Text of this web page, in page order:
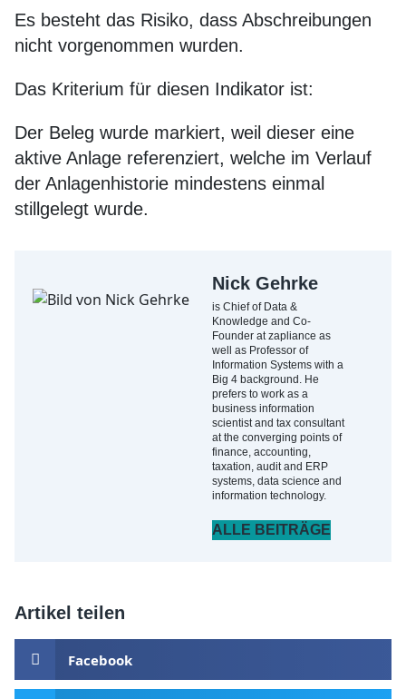
Es besteht das Risiko, dass Abschreibungen
nicht vorgenommen wurden.
Das Kriterium für diesen Indikator ist:
Der Beleg wurde markiert, weil dieser eine
aktive Anlage referenziert, welche im Verlauf
der Anlagenhistorie mindestens einmal
stillgelegt wurde.
Nick Gehrke
is Chief of Data &
Knowledge and Co-
Founder at zapliance as
well as Professor of
Information Systems with a
Big 4 background. He
prefers to work as a
business information
scientist and tax consultant
at the converging points of
finance, accounting,
taxation, audit and ERP
systems, data science and
information technology.
ALLE BEITRÄGE
Artikel teilen
Facebook